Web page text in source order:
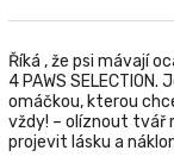
Říká , že psi mávají
4 PAWS
omáčkou, kterou
vždy! – olíznout tvář
projevit lásku a